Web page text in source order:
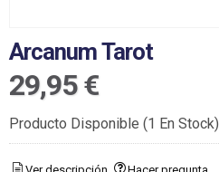
Arcanum Tarot
29,95 €
Producto Disponible (1 En Stock)